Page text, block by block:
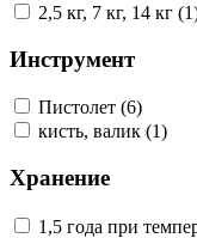
2,5 кг, 7 кг, 14 кг
Инструмент
Пистолет (6)
кисть, валик (1)
Хранение
1,5 года при